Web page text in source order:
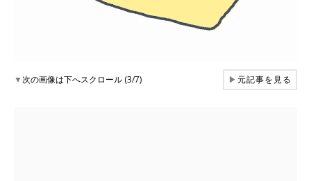
▼次の画像は下へスクロール (3/7) ▶元記事を見る